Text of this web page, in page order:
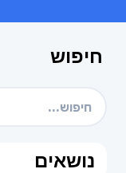
חיפוש
נושאים